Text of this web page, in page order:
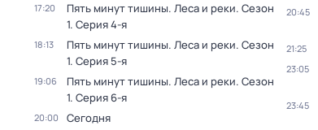
17:20 Пять минут тишины. Леса и реки. Сезон
1. Серия 4-я
18:13 Пять минут тишины. Леса и реки. Сезон
1. Серия 5-я
19:06 Пять минут тишины. Леса и реки. Сезон
1. Серия 6-я
20:00 Сегодня
20:45
21:25
23:05
23:45